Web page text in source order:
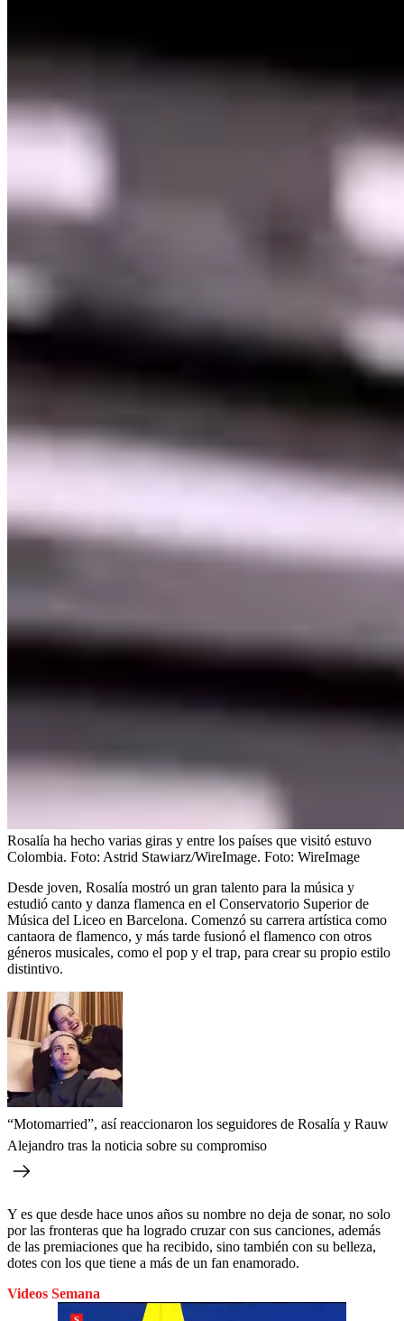
Rosalía ha hecho varias giras y entre los países que visitó estuvo
Colombia. Foto: Astrid Stawiarz/WireImage. Foto: WireImage
Desde joven, Rosalía mostró un gran talento para la música y
estudió canto y danza flamenca en el Conservatorio Superior de
Música del Liceo en Barcelona. Comenzó su carrera artística como
cantaora de flamenco, y más tarde fusionó el flamenco con otros
géneros musicales, como el pop y el trap, para crear su propio estilo
distintivo.
“Motomarried”, así reaccionaron los seguidores de Rosalía y Rauw
Alejandro tras la noticia sobre su compromiso
Y es que desde hace unos años su nombre no deja de sonar, no solo
por las fronteras que ha logrado cruzar con sus canciones, además
de las premiaciones que ha recibido, sino también con su belleza,
dotes con los que tiene a más de un fan enamorado.
Videos Semana